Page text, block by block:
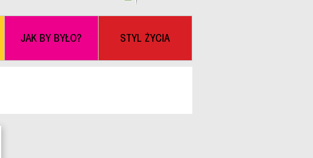
JAK BY BYŁO? STYL ŻYCIA